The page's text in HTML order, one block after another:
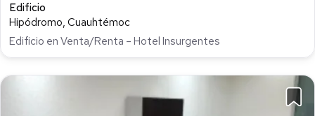
Edificio
Hipódromo, Cuauhtémoc
Edificio en Venta/Renta – Hotel Insurgentes